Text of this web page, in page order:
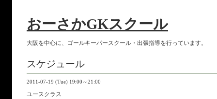
おーさかGKスクール
大阪を中心に、ゴールキーパースクール・出張指導を行っています。
スケジュール
2011-07-19 (Tue) 19:00～21:00
ユースクラス